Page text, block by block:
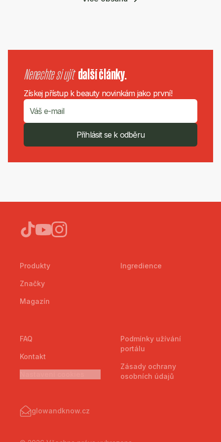
Nenechte si ujít další články.
Získej přístup k beauty novinkám jako první!
Přihlásit se k odběru
Produkty
Značky
Magazín
Ingredience
FAQ
Kontakt
Podmínky užívání
portálu
Zásady ochrany
osobních údajů
glowandknow.cz